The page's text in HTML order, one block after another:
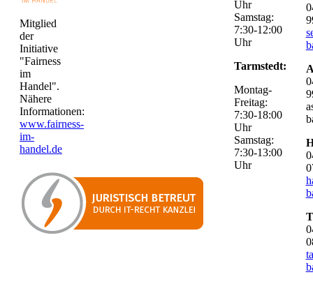
Mitglied
der
Initiative
"Fairness
im
Handel".
Nähere
Informationen:
www.fairness-
im-
handel.de
Uhr
Samstag:
7:30-12:00
Uhr
Tarmstedt:
Montag-
Freitag:
7:30-18:00
Uhr
Samstag:
7:30-13:00
Uhr